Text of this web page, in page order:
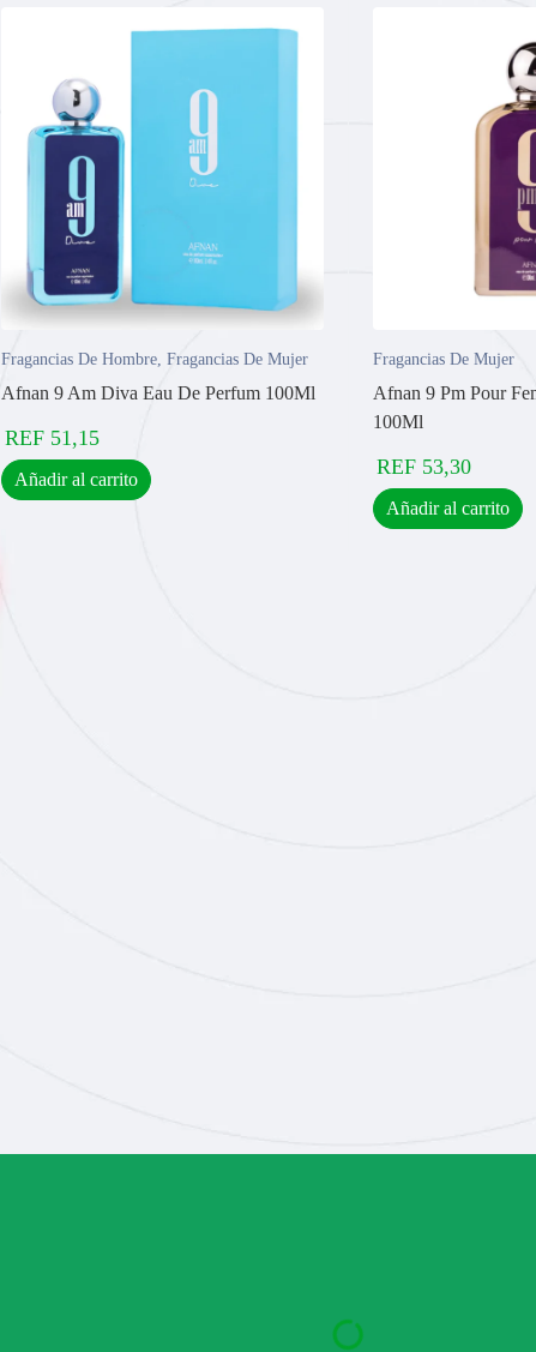
Fragancias De Hombre, Fragancias De Mujer
Afnan 9 Am Diva Eau De Perfum 100Ml
REF 51,15
Añadir al carrito
Fragancias De Mujer
Afnan 9 Pm Pour
100Ml
REF 53,30
Añadir al carrito